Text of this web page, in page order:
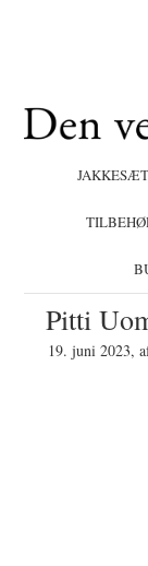
navigation
sidebar
JAKKESÆT
Pitti
19. juni 2023,